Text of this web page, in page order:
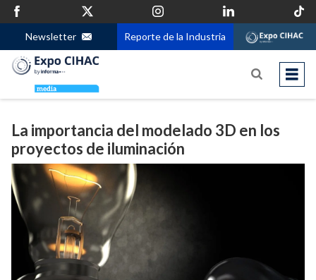
Newsletter Reporte de la Industria
La importancia del modelado 3D en los
proyectos de iluminación